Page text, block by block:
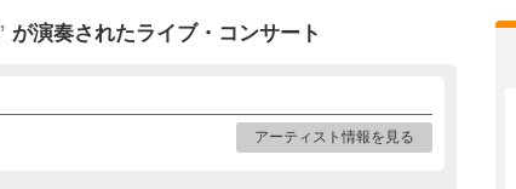
が演奏されたライブ・コンサート
アーティスト情報を見る